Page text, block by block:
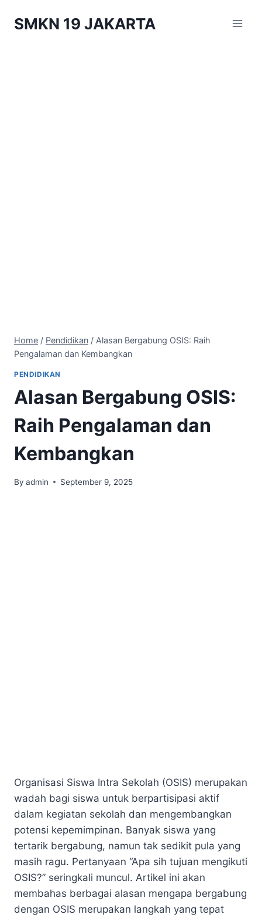
SMKN 19 JAKARTA
Home / Pendidikan / Alasan Bergabung OSIS: Raih
Pengalaman dan Kembangkan
PENDIDIKAN
Alasan Bergabung OSIS:
Raih Pengalaman dan
Kembangkan
By admin September 9, 2025
Organisasi Siswa Intra Sekolah (OSIS) merupakan
wadah bagi siswa untuk berpartisipasi aktif
dalam kegiatan sekolah dan mengembangkan
potensi kepemimpinan. Banyak siswa yang
tertarik bergabung, namun tak sedikit pula yang
masih ragu. Pertanyaan “Apa sih tujuan mengikuti
OSIS?” seringkali muncul. Artikel ini akan
membahas berbagai alasan mengapa bergabung
dengan OSIS merupakan langkah yang tepat